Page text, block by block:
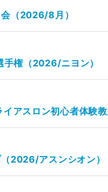
（2026/8月）
手権（2026/ニヨン）
アスロン初心者体験
2026/アスンシオン）